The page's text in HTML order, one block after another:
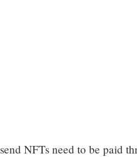
NFTs need to be paid